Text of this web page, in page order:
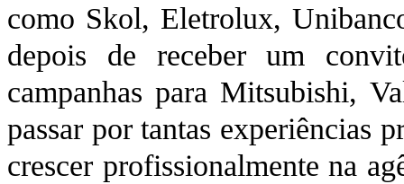
como Skol, Eletrolux,
depois de receber um
campanhas para Mitsubishi,
passar por tantas experiências
crescer profissionalmente na